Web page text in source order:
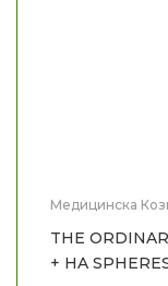
Медицинска
THE
+ HA